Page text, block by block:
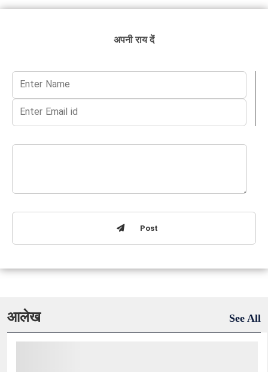
अपनी राय दें
Post
आलेख See All